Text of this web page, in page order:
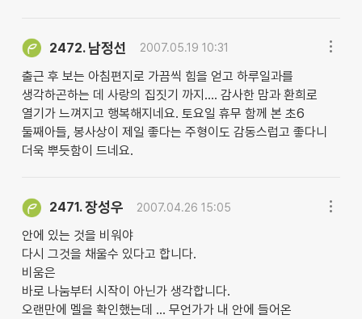
2472. 남정선 2007.05.19 10:31
출근 후 보는 아침편지로 가끔씩 힘을 얻고 하루일과를
생각하곤하는 데 사랑의 집짓기 까지.... 감사한 맘과 환희로
열기가 느껴지고 행복해지네요. 토요일 휴무 함께 본 초6
둘째아들, 봉사상이 제일 좋다는 주형이도 감동스럽고 좋다니
더욱 뿌듯함이 드네요.
2471.장성우 2007.04.26 15:05
안에 있는 것을 비워야
다시 그것을 채울수 있다고 합니다.
비움은
바로 나눔부터 시작이 아닌가 생각합니다.
오랜만에 멜을 확인했는데 ... 무언가가 내 안에 들어온